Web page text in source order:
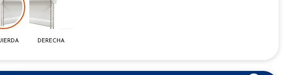
DERECHA